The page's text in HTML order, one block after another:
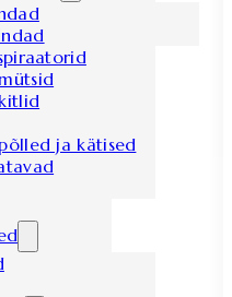
ja kätised